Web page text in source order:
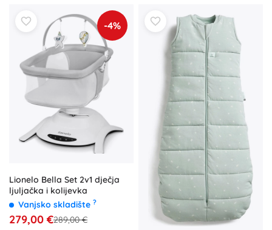
-4%
Lionelo Bella Set 2v1 dječja
ljuljačka i kolijevka
Vanjsko skladište ?
279,00 €289,00 €